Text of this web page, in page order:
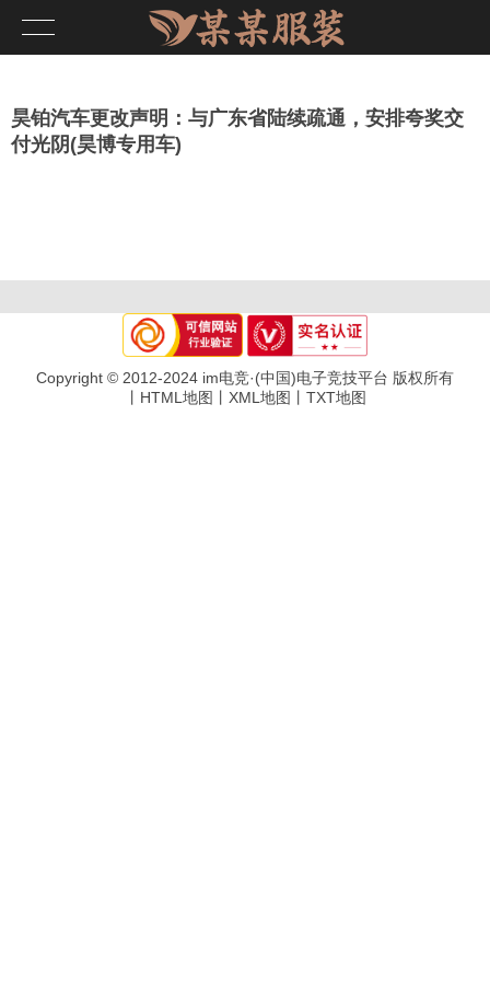
昊铂汽车更改声明：与广东省陆续疏通，安排夸奖交
付光阴(昊博专用车)
Copyright © 2012-2024 im电竞·(中国)电子竞技平台 版权所有
丨 HTML地图 丨 XML地图 丨 TXT地图